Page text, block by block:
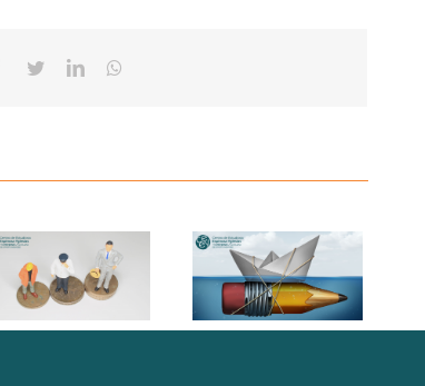
Facebook
TwitterLinkedin